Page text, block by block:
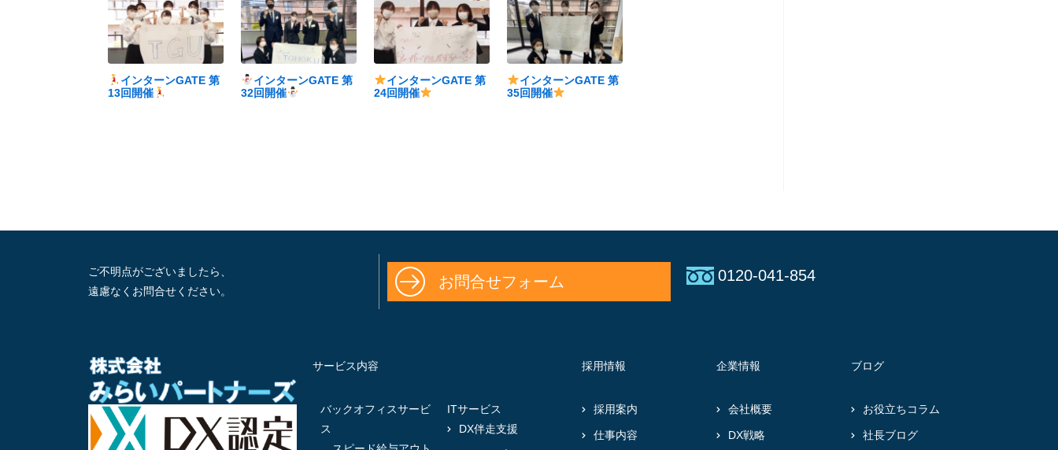
インターンGATE 第
13回開催
インターンGATE 第
32回開催
インターンGATE 第
24回開催
インターンGATE 第
35回開催
ご不明点がございましたら、
遠慮なくお問合せください。
お問合せフォーム 0120-041-854
サービス内容
バックオフィスサービ
ス
ITサービス
DX伴走支援
採用情報
採用案内
仕事内容
企業情報
会社概要
DX戦略
ブログ
お役立ちコラム
社長ブログ